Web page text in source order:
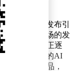
势报告》的发布引
玩具潮玩市场的发
出，AI技术正逐
具。在展会的AI
的AI玩具产品，